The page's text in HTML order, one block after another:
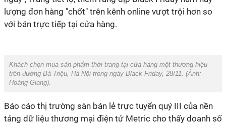
lượng đơn hàng "chốt" trên kênh online vượt trội hơn so
với bán trực tiếp tại cửa hàng.
Khách chọn mua sản phẩm thời trang tại cửa hàng một thương hiệu
trên đường Bà Triệu, Hà Nội trong ngày Black Friday, 28/11. (Ảnh:
Hoàng Giang).
Báo cáo thị trường sàn bán lẻ trực tuyến quý III của nền
tảng dữ liệu thương mại điện tử Metric cho thấy doanh số